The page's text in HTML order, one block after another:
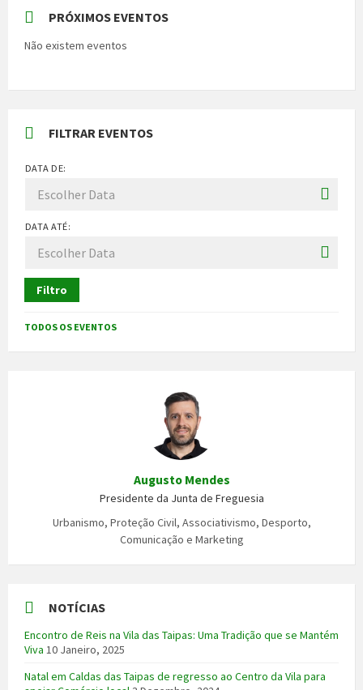
PRÓXIMOS EVENTOS
Não existem eventos
FILTRAR EVENTOS
DATA DE:
DATA ATÉ:
Filtro
TODOS OS EVENTOS
Augusto Mendes
Presidente da Junta de Freguesia
Urbanismo, Proteção Civil, Associativismo, Desporto,
Comunicação e Marketing
NOTÍCIAS
Encontro de Reis na Vila das Taipas: Uma Tradição que se Mantém
Viva 10 Janeiro, 2025
Natal em Caldas das Taipas de regresso ao Centro da Vila para